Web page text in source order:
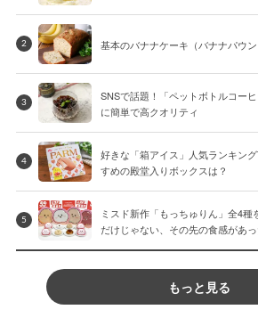
2 基本のバナナケーキ（バナナパウン
3
SNSで話題！「ペットボトルコー
に簡単で高クオリティ
4
好きな「箱アイス」人気ランキン
すめの殿堂入りボックスは？
5
ミスド新作「もっちゅりん」全4種
だけじゃない、その先の食感があっ
もっと見る